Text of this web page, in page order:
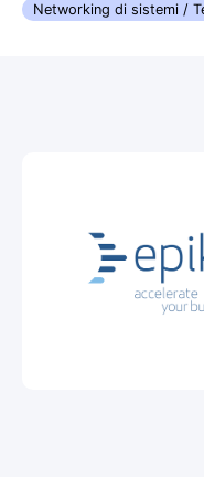
Networking di sistemi /